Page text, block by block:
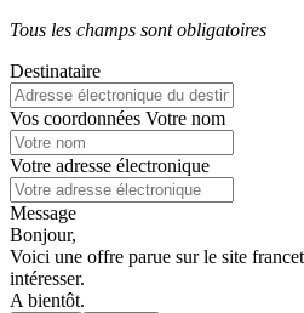
Tous les champs sont obligatoires
Destinataire
Vos coordonnées Votre nom
Votre adresse électronique
Message
Bonjour,
Voici une offre parue sur le site
intéresser.
A bientôt.